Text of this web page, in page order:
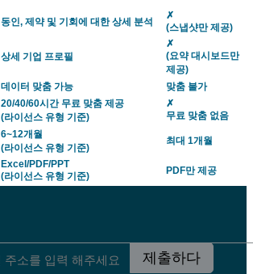
동인, 제약 및 기회에 대한 상세 분석
✗
(스냅샷만 제공)
상세 기업 프로필
✗
(요약 대시보드만
제공)
데이터 맞춤 가능 맞춤 불가
20/40/60시간 무료 맞춤 제공
(라이선스 유형 기준)
✗
무료 맞춤 없음
6~12개월
(라이선스 유형 기준)
최대 1개월
Excel/PDF/PPT
(라이선스 유형 기준)
PDF만 제공
제출하다